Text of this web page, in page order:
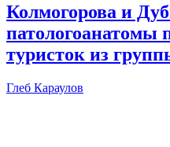
Колмогорова и
патологоанатомы
туристок из
Глеб Караулов